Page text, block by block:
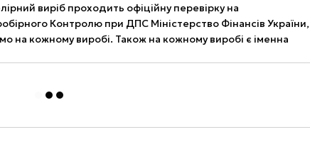
виріб проходить офіційну перевірку на
Контролю при ДПС Міністерство Фінансів України,
на кожному виробі. Також на кожному виробі є іменна